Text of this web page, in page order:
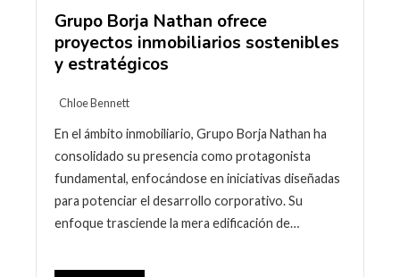
Grupo Borja Nathan ofrece
proyectos inmobiliarios sostenibles
y estratégicos
Chloe Bennett
En el ámbito inmobiliario, Grupo Borja Nathan ha
consolidado su presencia como protagonista
fundamental, enfocándose en iniciativas diseñadas
para potenciar el desarrollo corporativo. Su
enfoque trasciende la mera edificación de…